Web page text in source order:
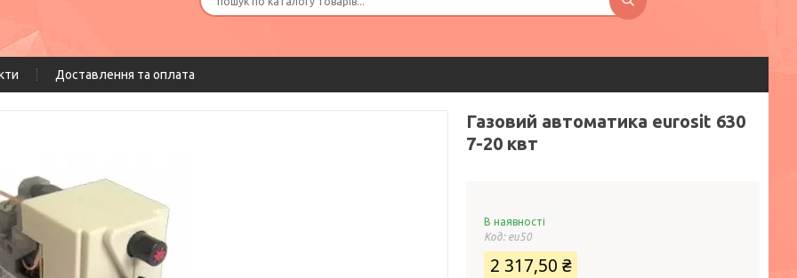
Доставлення та оплата
Газовий автоматика eurosit 630
7-20 квт
В наявності
Код: eu50
2 317,50 ₴